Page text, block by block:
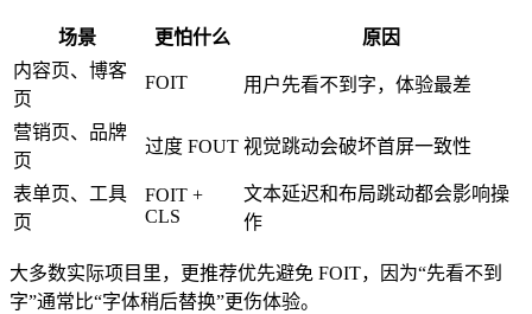
场景 更怕什么
原因
内容页、博客
页
FOIT 用户先看不到字，体验最差
营销页、品牌
页
过度 FOUT 视觉跳动会破坏首屏一致性
表单页、工具
页
FOIT +
CLS
文本延迟和布局跳动都会影响操
作
大多数实际项目里，更推荐优先避免 FOIT，因为“先看不到
字”通常比“字体稍后替换”更伤体验。